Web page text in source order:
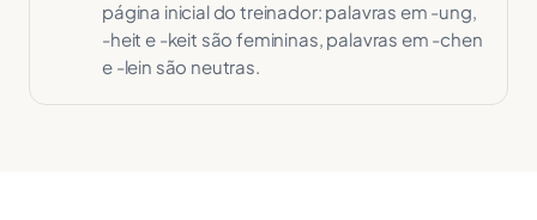
página inicial do treinador: palavras em -ung,
-heit e -keit são femininas, palavras em -chen
e -lein são neutras.